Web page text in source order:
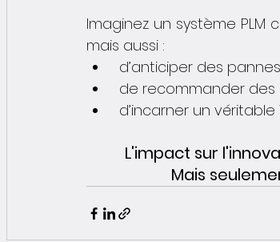
Imaginez un système
mais aussi :
d’anticiper des
de recommander des
d’incarner un véritable
L'impact sur
Mais